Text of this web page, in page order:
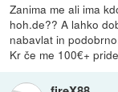
Zanima me ali ima
hoh.de?? A lahko
nabavlat in
Kr če me 100€+